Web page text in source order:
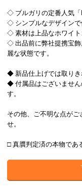
◇ ブルガリの定番人気「
◇ シンプルなデザインで
◇ 素材は上品なホワイト
◇ 出品前に弊社提携宝飾
麗な状態です。
◆ 新品仕上げでは取りき
◆ 付属品はございません
す。
その他、ご不明な点がご
せ。
□ 真贋判定済の本物であ